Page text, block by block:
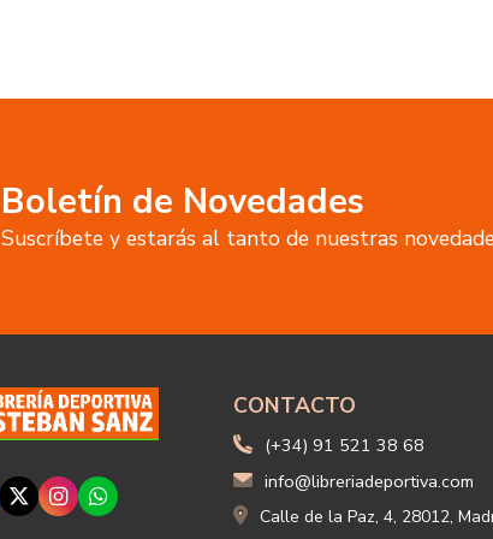
Boletín de Novedades
Suscríbete y estarás al tanto de nuestras
CONTACTO
(+34) 91 521 38 68
info@libreriadeportiva.com
Calle de la Paz, 4, 28012,